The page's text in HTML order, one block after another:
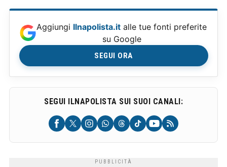
Aggiungi Ilnapolista.it alle tue fonti preferite
su Google
SEGUI ORA
SEGUI ILNAPOLISTA SUI SUOI CANALI: